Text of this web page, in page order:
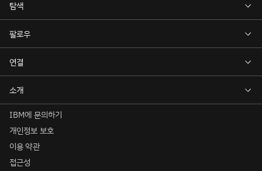
IBM에 문의하기
개인정보 보호
이용 약관
접근성